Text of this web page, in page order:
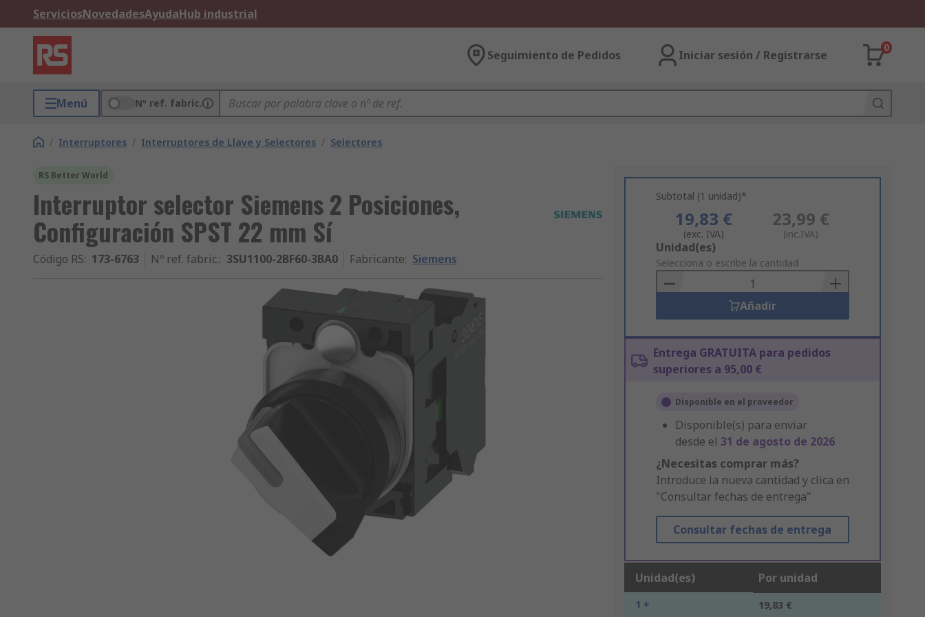
ServiciosNovedadesAyudaHub industrial
Seguimiento de Pedidos Iniciar sesión / Registrarse
0
Menú Nº ref. fabric.
/ Interruptores / Interruptores de Llave y Selectores / Selectores
RS Better World
Interruptor selector Siemens 2 Posiciones,
Configuración SPST 22 mm Sí
Código RS: 173-6763 Nº ref. fabric.: 3SU1100-2BF60-3BA0 Fabricante: Siemens
Subtotal (1 unidad)*
19,83 €
(exc. IVA)
23,99 €
(inc.IVA)
Add
to
Basket
Unidad(es)
Selecciona o escribe la cantidad
Añadir
Entrega GRATUITA para pedidos
superiores a 95,00 €
Disponible en el proveedor
Disponible(s) para enviar
desde el 31 de agosto de 2026
¿Necesitas comprar más?
Introduce la nueva cantidad y clica en
"Consultar fechas de entrega"
Consultar fechas de entrega
Unidad(es) Por unidad
1 + 19,83 €